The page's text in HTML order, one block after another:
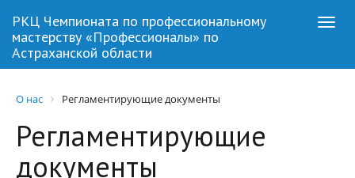
РКЦ Чемпионата по профессиональному
мастерству «Профессионалы» по
Астраханской области
О нас Регламентирующие документы
Регламентирующие
документы